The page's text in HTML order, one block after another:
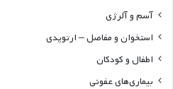
آسم و آلرژی
استخوان و مفاصل – ارتوپدی
اطفال و کودکان
بیماری‌های عفونی